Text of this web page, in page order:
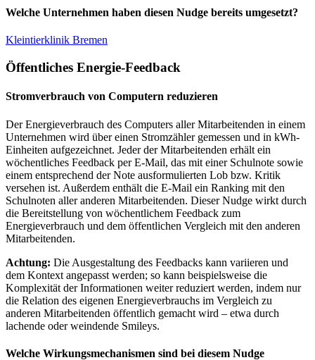
Welche Unternehmen haben diesen Nudge bereits umgesetzt?
Kleintierklinik Bremen
Öffentliches Energie-Feedback
Stromverbrauch von Computern reduzieren
Der Energieverbrauch des Computers aller Mitarbeitenden in einem
Unternehmen wird über einen Stromzähler gemessen und in kWh-
Einheiten aufgezeichnet. Jeder der Mitarbeitenden erhält ein
wöchentliches Feedback per E-Mail, das mit einer Schulnote sowie
einem entsprechend der Note ausformulierten Lob bzw. Kritik
versehen ist. Außerdem enthält die E-Mail ein Ranking mit den
Schulnoten aller anderen Mitarbeitenden. Dieser Nudge wirkt durch
die Bereitstellung von wöchentlichem Feedback zum
Energieverbrauch und dem öffentlichen Vergleich mit den anderen
Mitarbeitenden.
Achtung: Die Ausgestaltung des Feedbacks kann variieren und
dem Kontext angepasst werden; so kann beispielsweise die
Komplexität der Informationen weiter reduziert werden, indem nur
die Relation des eigenen Energieverbrauchs im Vergleich zu
anderen Mitarbeitenden öffentlich gemacht wird – etwa durch
lachende oder weindende Smileys.
Welche Wirkungsmechanismen sind bei diesem Nudge